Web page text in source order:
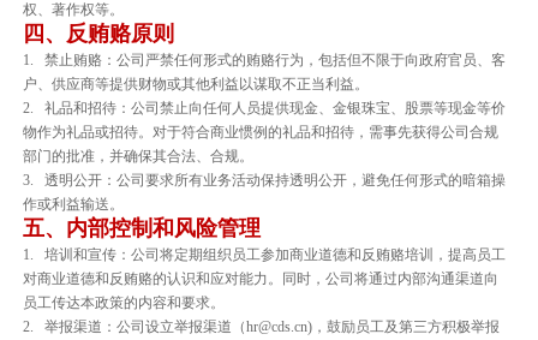
权、著作权等。
四、反贿赂原则
1. 禁止贿赂：公司严禁任何形式的贿赂行为，包括但不限于向政府官员、客
户、供应商等提供财物或其他利益以谋取不正当利益。
2. 礼品和招待：公司禁止向任何人员提供现金、金银珠宝、股票等现金等价
物作为礼品或招待。对于符合商业惯例的礼品和招待，需事先获得公司合规
部门的批准，并确保其合法、合规。
3. 透明公开：公司要求所有业务活动保持透明公开，避免任何形式的暗箱操
作或利益输送。
五、内部控制和风险管理
1. 培训和宣传：公司将定期组织员工参加商业道德和反贿赂培训，提高员工
对商业道德和反贿赂的认识和应对能力。同时，公司将通过内部沟通渠道向
员工传达本政策的内容和要求。
2. 举报渠道：公司设立举报渠道（hr@cds.cn)，鼓励员工及第三方积极举报